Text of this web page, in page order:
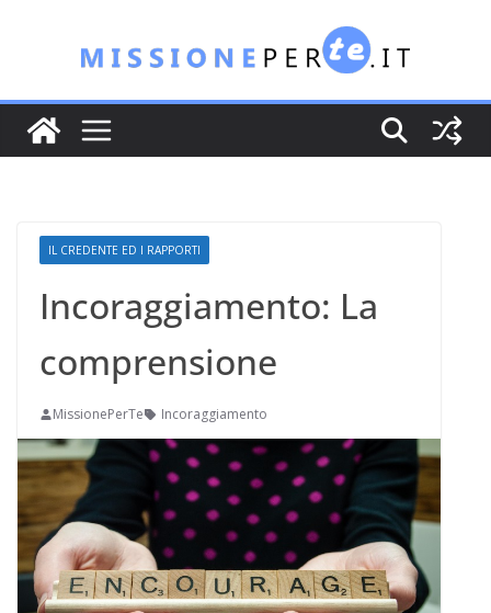
contenuto
IL CREDENTE ED I RAPPORTI
Incoraggiamento: La
comprensione
MissionePerTe Incoraggiamento